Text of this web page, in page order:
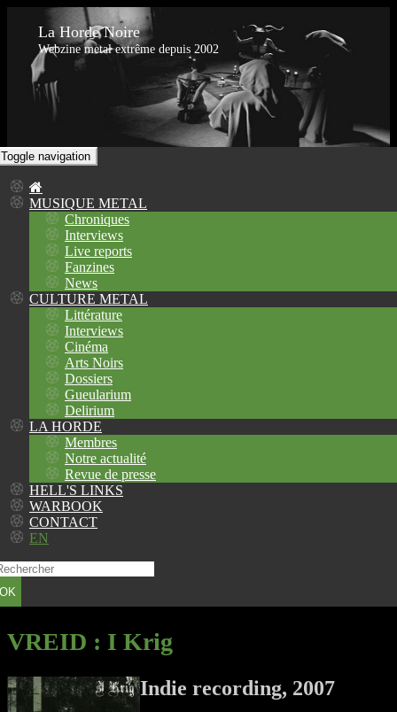
La Horde Noire
Webzine metal extrême depuis 2002
Toggle navigation
MUSIQUE METAL
Chroniques
Interviews
Live reports
Fanzines
News
CULTURE METAL
Littérature
Interviews
Cinéma
Arts Noirs
Dossiers
Gueularium
Delirium
LA HORDE
Membres
Notre actualité
Revue de presse
HELL'S LINKS
WARBOOK
CONTACT
EN
OK
VREID : I Krig
Indie recording, 2007